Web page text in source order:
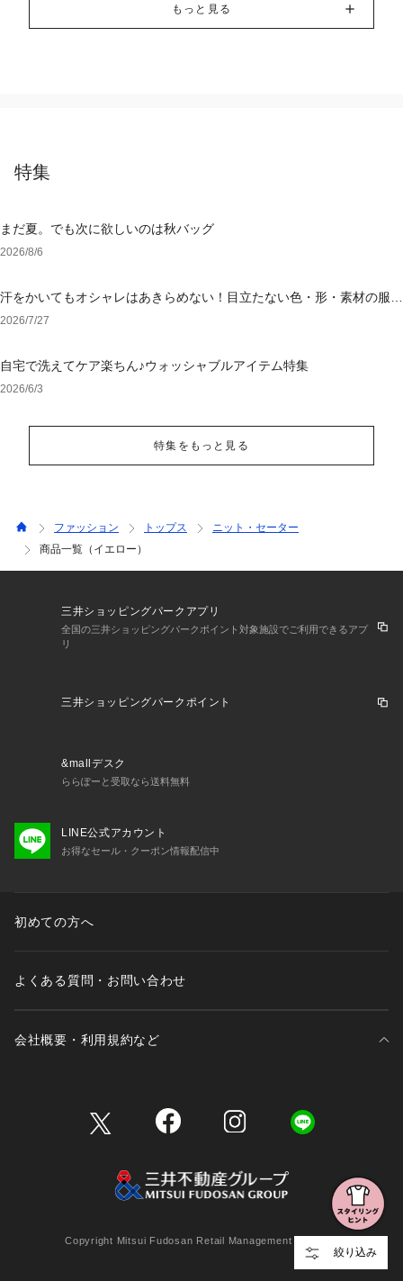
もっと見る
特集
まだ夏。でも次に欲しいのは秋バッグ
2026/8/6
汗をかいてもオシャレはあきらめない！目立たない色・形・素材の服を
アウトレットで
2026/7/27
自宅で洗えてケア楽ちん♪ウォッシャブルアイテム特集
2026/6/3
特集をもっと見る
絞り込み
ファッション トップス
ニット・セーター
商品一覧（イエロー）
三井ショッピングパークアプリ
全国の三井ショッピングパークポイント対象施設でご利用できるアプ
リ
三井ショッピングパークポイント
&mallデスク
ららぽーと受取なら送料無料
LINE公式アカウント
お得なセール・クーポン情報配信中
初めての方へ
よくある質問・お問い合わせ
会社概要・利用規約など
Copyright Mitsui Fudosan Retail Management Co., Ltd.